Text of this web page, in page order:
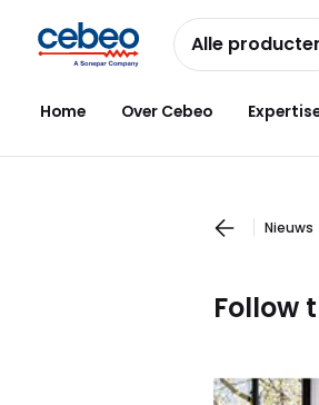
naar
navigatie
naar
inhoud
Alle
Home Over Cebeo
Nieuws
Follow